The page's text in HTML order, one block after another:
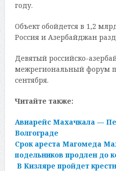
году.
Объект обойдется в 1,2
Россия и Азербайджан
Девятый российско-
межрегиональный форум
сентября.
Читайте также:
Авиарейс Махачкала —
Волгограде
Срок ареста Магомеда
подельников продлен до
В Кизляре пройдет